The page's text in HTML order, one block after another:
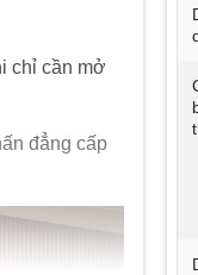
chỉ cần mở
đẳng cấp